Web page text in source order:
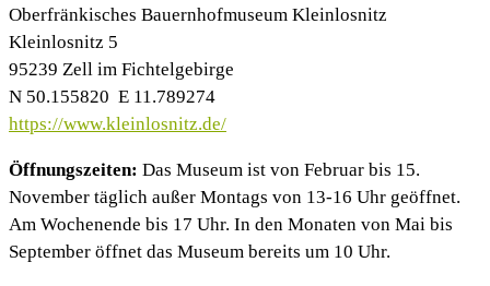
Oberfränkisches Bauernhofmuseum Kleinlosnitz
Kleinlosnitz 5
95239 Zell im Fichtelgebirge
N 50.155820 E 11.789274
https://www.kleinlosnitz.de/
Öffnungszeiten: Das Museum ist von Februar bis 15.
November täglich außer Montags von 13-16 Uhr geöffnet.
Am Wochenende bis 17 Uhr. In den Monaten von Mai bis
September öffnet das Museum bereits um 10 Uhr.